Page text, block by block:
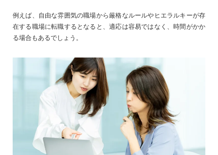
例えば、自由な雰囲気の職場から厳格なルールやヒエラルキーが存
在する職場に転職するとなると、適応は容易ではなく、時間がかか
る場合もあるでしょう。